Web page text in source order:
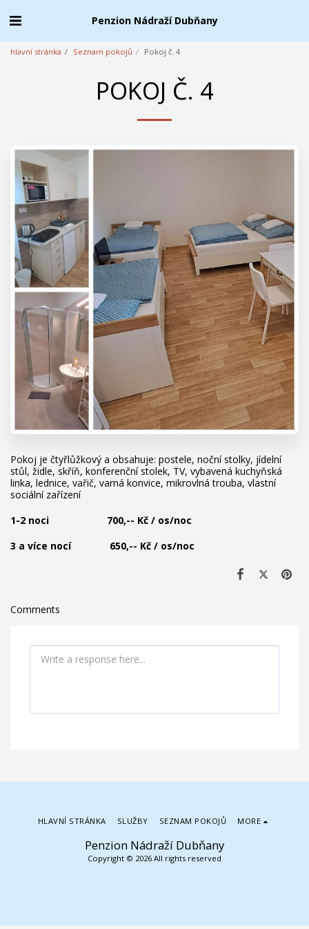
Penzion Nádraží Dubňany
hlavní stránka Seznam pokojů Pokoj č. 4
POKOJ Č. 4
Pokoj je čtyřlůžkový a obsahuje: postele, noční stolky, jídelní
stůl, židle, skříň, konferenční stolek, TV, vybavená kuchyňská
linka, lednice, vařič, varná konvice, mikrovlná trouba, vlastní
sociální zařízení
1-2 noci 700,-- Kč / os/noc
3 a více nocí 650,-- Kč / os/noc
Comments
Penzion Nádraží Dubňany
Copyright © 2026 All rights reserved
HLAVNÍ STRÁNKA SLUŽBY SEZNAM POKOJŮ MORE